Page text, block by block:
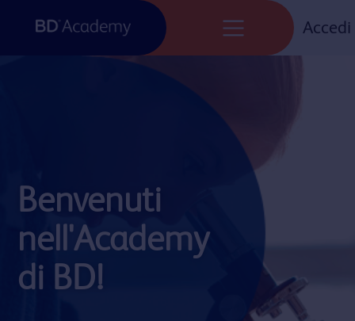
Accedi
Benvenuti
nell'Academy
di BD!